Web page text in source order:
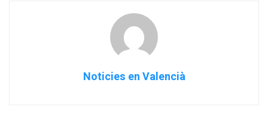
Noticies en Valencià